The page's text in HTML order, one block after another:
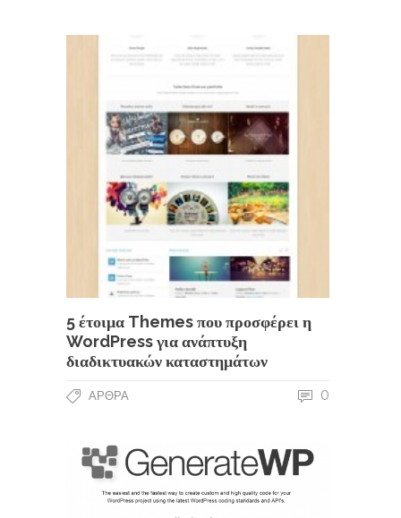
5 έτοιμα Themes που προσφέρει η
WordPress για ανάπτυξη
διαδικτυακών καταστημάτων
ΆΡΘΡΑ 0